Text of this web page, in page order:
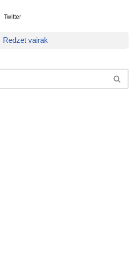
Twitter
Redzēt vairāk